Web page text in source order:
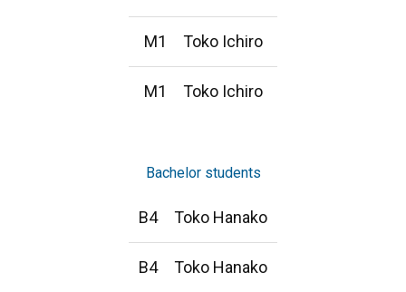
M1 Toko Ichiro
M1 Toko Ichiro
Bachelor students
B4 Toko Hanako
B4 Toko Hanako